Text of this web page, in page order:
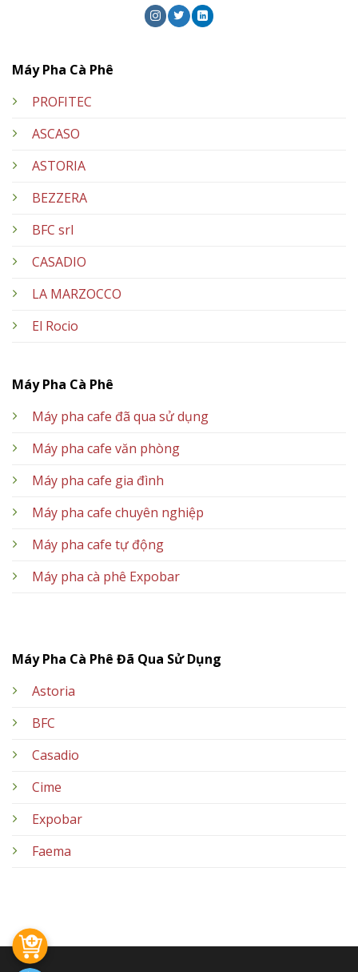
Máy Pha Cà Phê
PROFITEC
ASCASO
ASTORIA
BEZZERA
BFC srl
CASADIO
LA MARZOCCO
El Rocio
Máy Pha Cà Phê
Máy pha cafe đã qua sử dụng
Máy pha cafe văn phòng
Máy pha cafe gia đình
Máy pha cafe chuyên nghiệp
Máy pha cafe tự động
Máy pha cà phê Expobar
Máy Pha Cà Phê Đã Qua Sử Dụng
Astoria
BFC
Casadio
Cime
Expobar
Faema